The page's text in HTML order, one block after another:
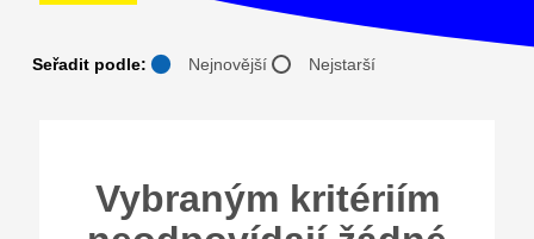
Seřadit podle: Nejnovější Nejstarší
Vybraným kritériím